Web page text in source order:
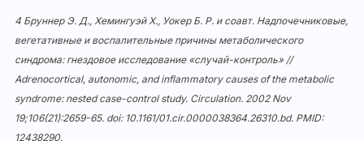
4 Бруннер Э. Д., Хемингуэй Х., Уокер Б. Р. и соавт. Надпочечниковые,
вегетативные и воспалительные причины метаболического
синдрома: гнездовое исследование «случай-контроль» //
Adrenocortical, autonomic, and inflammatory causes of the metabolic
syndrome: nested case-control study. Circulation. 2002 Nov
19;106(21):2659-65. doi: 10.1161/01.cir.0000038364.26310.bd. PMID:
12438290.